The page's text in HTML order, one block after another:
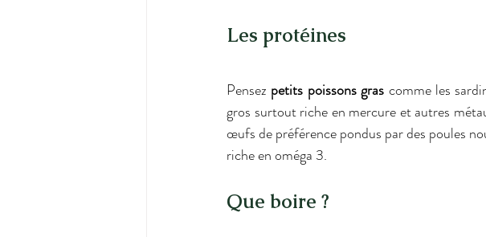
Les protéines
Pensez petits poissons gras comme les
gros surtout riche en mercure et autres
œufs de préférence pondus par des poules
riche en oméga 3.
Que boire ?